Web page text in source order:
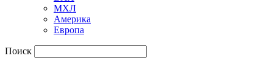
МХЛ
Америка
Европа
Поиск